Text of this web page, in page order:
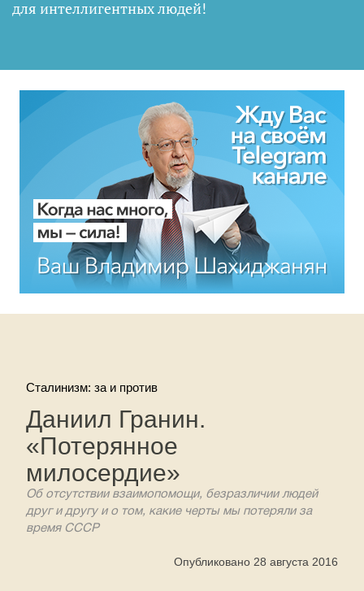
для интеллигентных людей!
Сталинизм: за и против
Даниил Гранин.
«Потерянное
милосердие»
Об отсутствии взаимопомощи, безразличии людей
друг и другу и о том, какие черты мы потеряли за
время СССР
Опубликовано 28 августа 2016